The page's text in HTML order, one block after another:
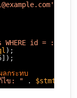
WHERE id = :id"
);
กระทบ
ก้ไข: " . $stmt